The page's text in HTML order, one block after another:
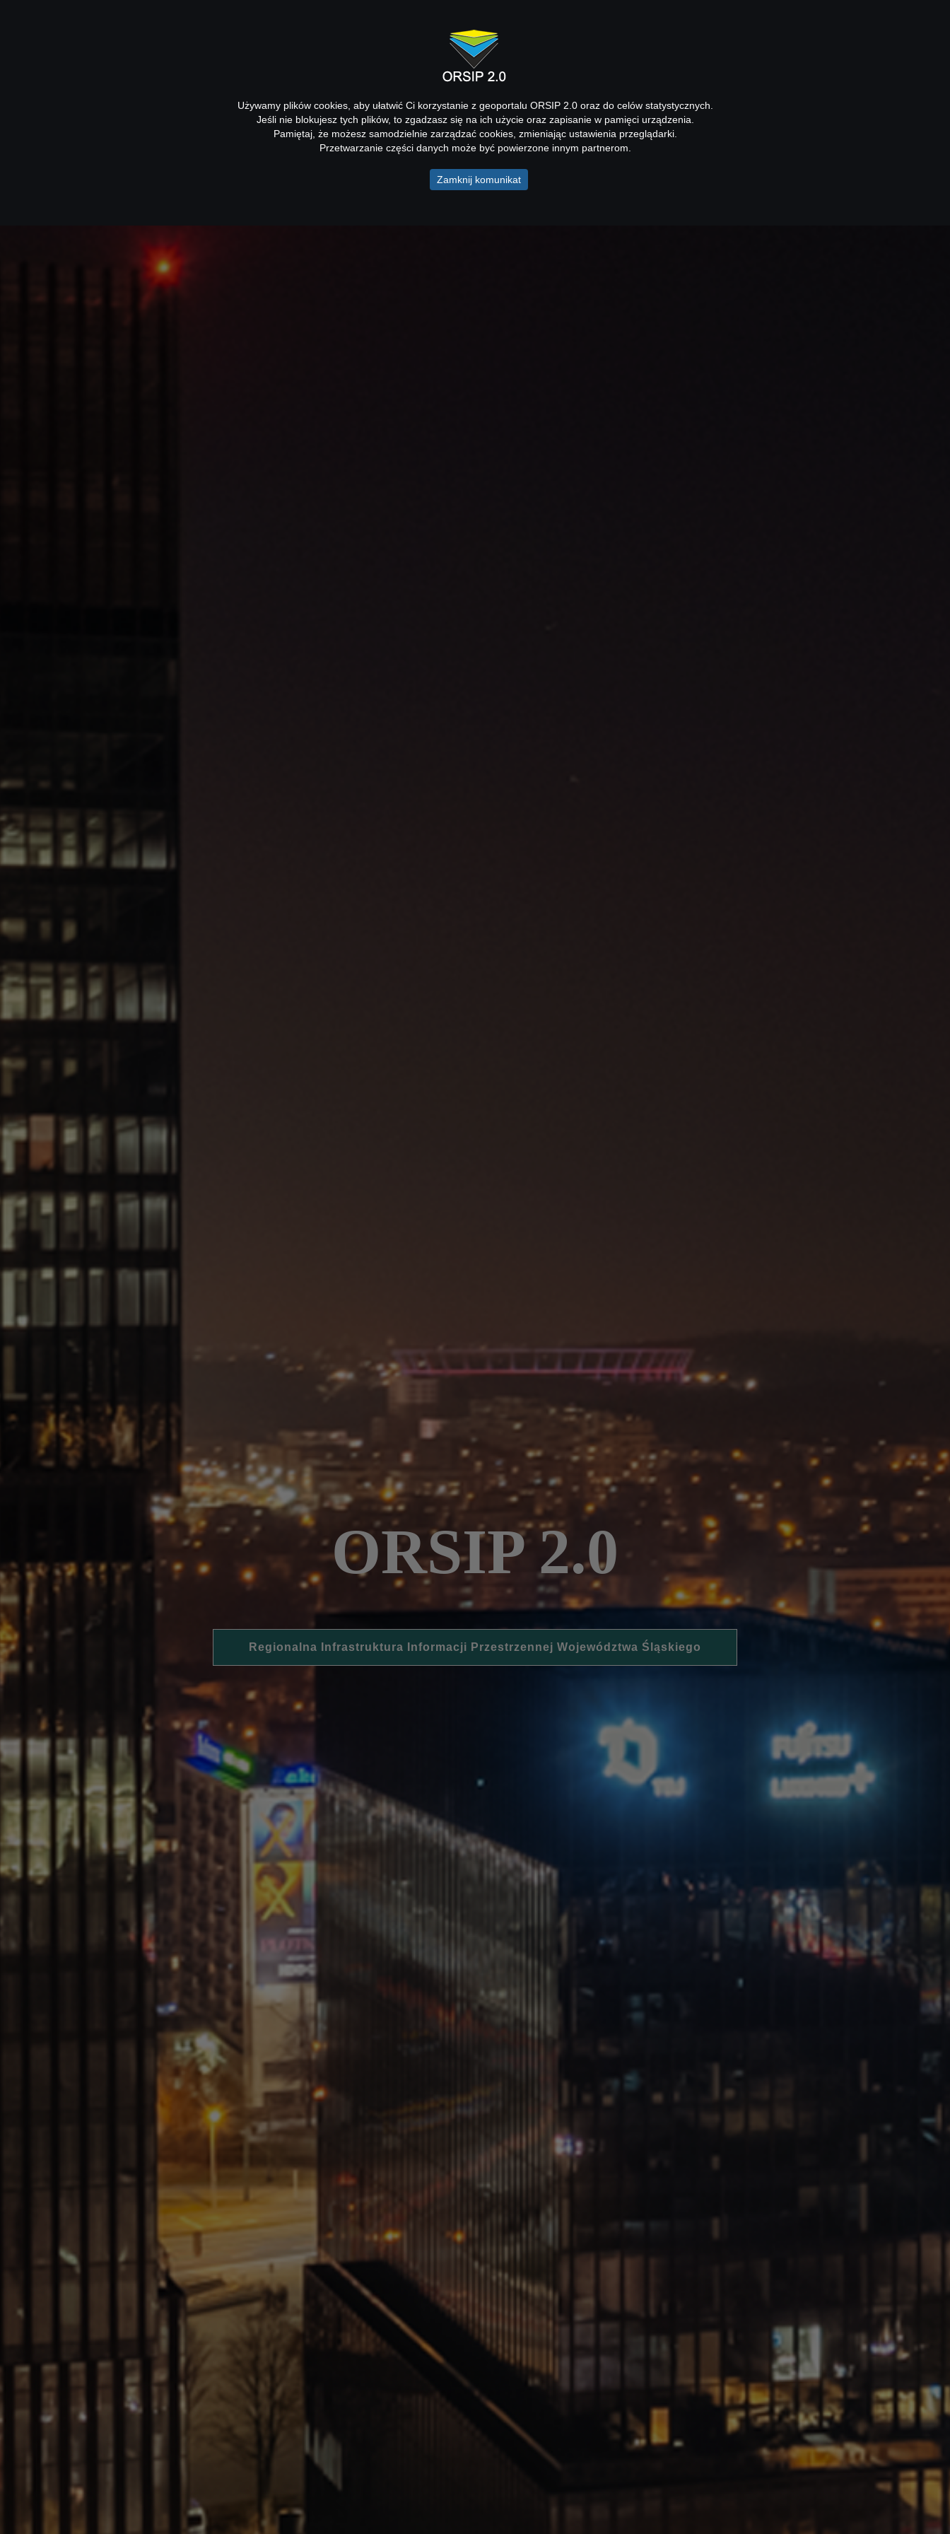
ORSIP 2.0
Regionalna Infrastruktura Informacji Przestrzennej Województwa Śląskiego
Używamy plików cookies, aby ułatwić Ci korzystanie z geoportalu ORSIP 2.0 oraz do celów statystycznych.
Jeśli nie blokujesz tych plików, to zgadzasz się na ich użycie oraz zapisanie w pamięci urządzenia.
Pamiętaj, że możesz samodzielnie zarządzać cookies, zmieniając ustawienia przeglądarki.
Przetwarzanie części danych może być powierzone innym partnerom.
Zamknij komunikat